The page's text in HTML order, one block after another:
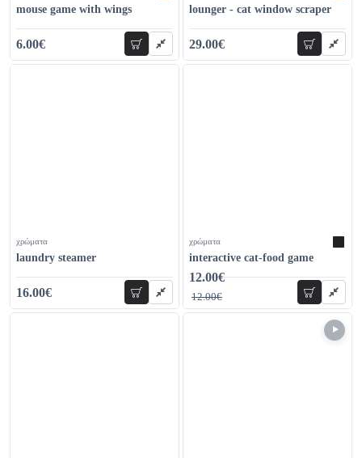
mouse game with wings
6.00€ add to cart
lounger - cat window scraper
29.00€ add to
χρώματα
laundry steamer
16.00€ add to cart
χρώματα
interactive cat-food game
12.00€
12.00€ add to